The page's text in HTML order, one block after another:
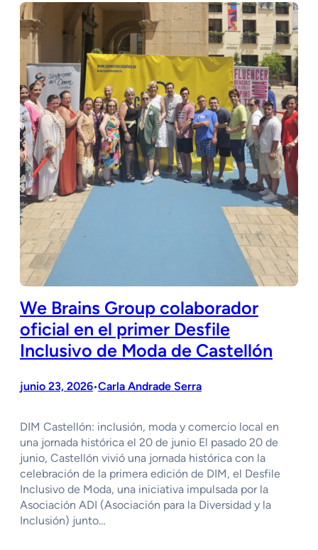
We Brains Group colaborador
oficial en el primer Desfile
Inclusivo de Moda de Castellón
junio 23, 2026•Carla Andrade Serra
DIM Castellón: inclusión, moda y comercio local en
una jornada histórica el 20 de junio El pasado 20 de
junio, Castellón vivió una jornada histórica con la
celebración de la primera edición de DIM, el Desfile
Inclusivo de Moda, una iniciativa impulsada por la
Asociación ADI (Asociación para la Diversidad y la
Inclusión) junto…